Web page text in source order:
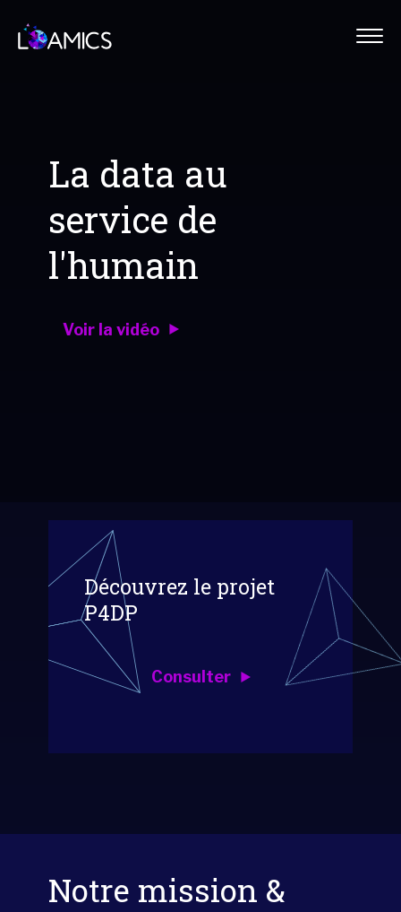
Menu
La data au
service de
l'humain
Voir la vidéo
Découvrez le projet
P4DP
Consulter
Notre mission &